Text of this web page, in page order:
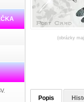
(obrázky
Popis